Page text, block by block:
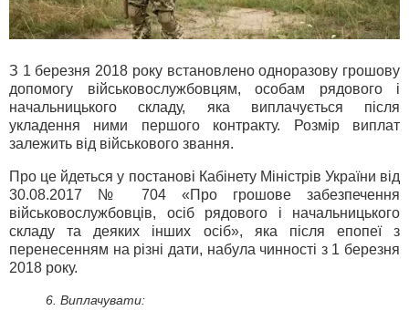
З 1 березня 2018 року встановлено одноразову грошову
допомогу військовослужбовцям, особам рядового і
начальницького складу, яка виплачується після
укладення ними першого контракту. Розмір виплат
залежить від військового звання.
Про це йдеться у постанові Кабінету Міністрів України від
30.08.2017 № 704 «Про грошове забезпечення
військовослужбовців, осіб рядового і начальницького
складу та деяких інших осіб», яка після епопеї з
перенесенням на різні дати, набула чинності з 1 березня
2018 року.
6. Виплачувати: